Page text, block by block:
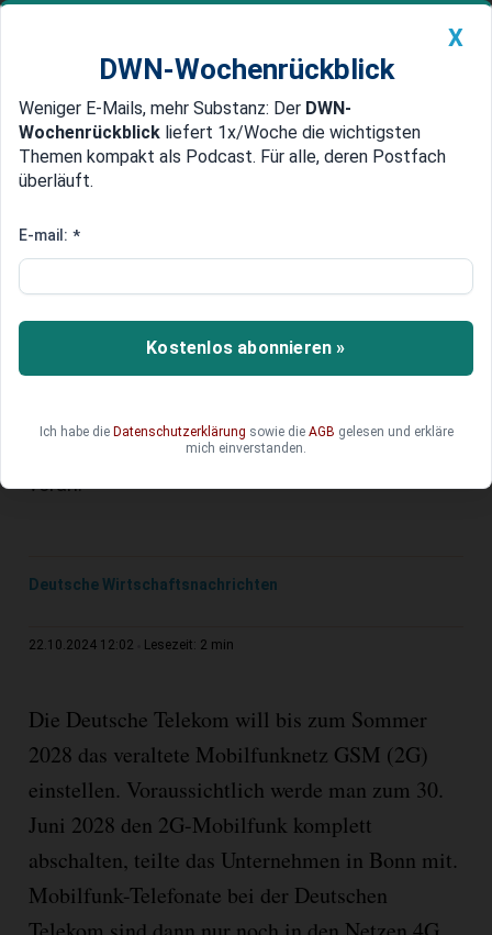
Newsticker MEIN DWN: Geldanlage Premium
Edelmetalle DWN-Magazin China
Alte Handys: Telekom schaltet
Mobilfunk (2G) ab
Der Mobilfunkstandard GSM (2G) ist technisch
betrachtet hoffnungslos veraltet. Doch mit der
Betroffen sind nämlich nicht nur Verbraucher mit
Uralt-Handys.Die Telekom schreitetr bei uns jetzt
voran.
Deutsche Wirtschaftsnachrichten
22.10.2024 12:02 Lesezeit: 2 min
Die Deutsche Telekom will bis zum Sommer
2028 das veraltete Mobilfunknetz GSM (2G)
einstellen. Voraussichtlich werde man zum 30.
Juni 2028 den 2G-Mobilfunk komplett
abschalten, teilte das Unternehmen in Bonn mit.
Mobilfunk-Telefonate bei der Deutschen
X
DWN-Wochenrückblick
Weniger E-Mails, mehr Substanz: Der DWN-
Wochenrückblick liefert 1x/Woche die wichtigsten
Themen kompakt als Podcast. Für alle, deren Postfach
überläuft.
E-mail: *
Kostenlos abonnieren »
Ich habe die Datenschutzerklärung sowie die AGB gelesen und erkläre
mich einverstanden.